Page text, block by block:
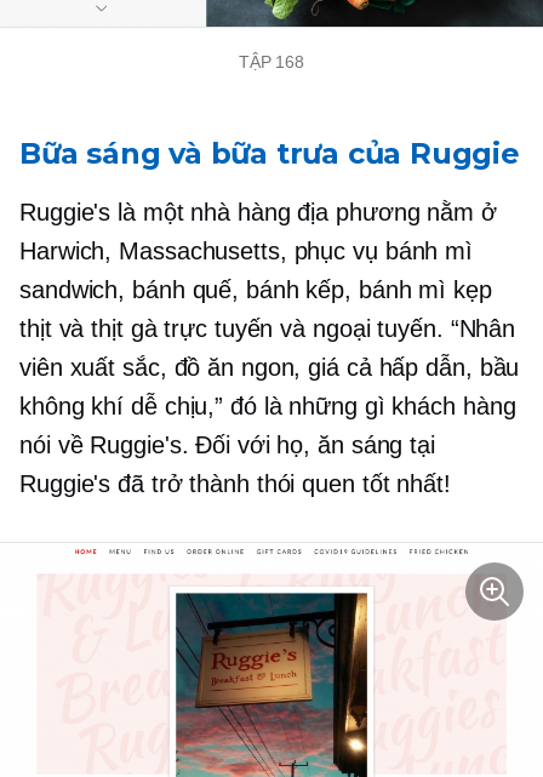
TẬP 168
Bữa sáng và bữa trưa của Ruggie
Ruggie's là một nhà hàng địa phương nằm ở
Harwich, Massachusetts, phục vụ bánh mì
sandwich, bánh quế, bánh kếp, bánh mì kẹp
thịt và thịt gà trực tuyến và ngoại tuyến. “Nhân
viên xuất sắc, đồ ăn ngon, giá cả hấp dẫn, bầu
không khí dễ chịu,” đó là những gì khách hàng
nói về Ruggie's. Đối với họ, ăn sáng tại
Ruggie's đã trở thành thói quen tốt nhất!